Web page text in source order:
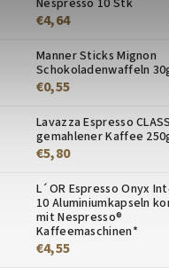
Nespresso 10 Stk
€4,64
Manner Sticks Mignon
Schokoladenwaffeln
€0,55
Lavazza Espresso
gemahlener Kaffee
€5,80
L´OR Espresso Onyx
10 Aluminiumkapseln
mit Nespresso®
Kaffeemaschinen*
€4,55